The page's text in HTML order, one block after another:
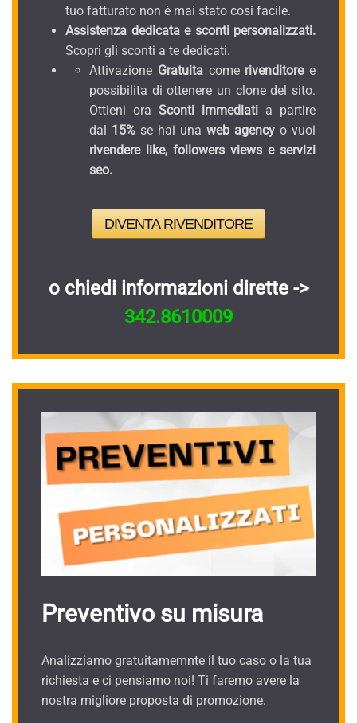
tuo fatturato non è mai stato cosi facile.
Assistenza dedicata e sconti personalizzati.
Scopri gli sconti a te dedicati.
Attivazione Gratuitacomerivenditoree
possibilita di ottenere un clone del sito.
Ottieni ora Sconti immediati a partire
dal 15% se hai una web agency o vuoi
rivendere like, followers views e servizi
seo.
DIVENTA RIVENDITORE
o chiedi informazioni dirette ->
342.8610009
Preventivo su misura
Analizziamo gratuitamemnte il tuo caso o la tua
richiesta e ci pensiamo noi! Ti faremo avere la
nostra migliore proposta di promozione.